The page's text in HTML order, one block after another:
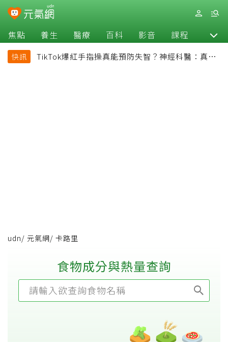
焦點 養生 醫療 百科 影音 課程 退休
快訊
TikTok爆紅手指操真能預防失智？神經科醫：真正
udn/ 元氣網/ 卡路里
食物成分與熱量查詢